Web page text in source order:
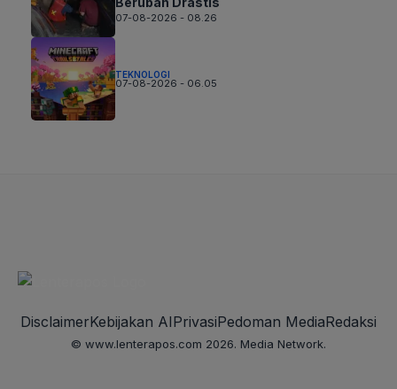
07-08-2026 - 08.26
TEKNOLOGI
07-08-2026 - 06.05
DisclaimerKebijakan AIPrivasiPedoman MediaRedaksi
© www.lenterapos.com 2026. Media Network.